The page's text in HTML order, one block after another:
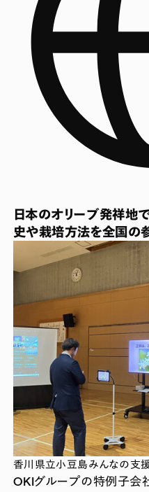
日本のオリーブ発祥地
史や栽培方法を全国の
香川県立小豆島みんなの支
OKIグループの特例子会